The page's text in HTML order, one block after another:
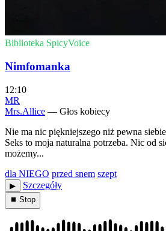
Biblioteka SpicyVoice
Nimfomanka
12:10
MR
Mrs.Allice — Głos kobiecy
Nie ma nic piękniejszego niż pewna
Seks to moja naturalna potrzeba. Nic od
możemy...
dla NIEGO przed snem szept
▶︎ Szczegóły
⏹ Stop